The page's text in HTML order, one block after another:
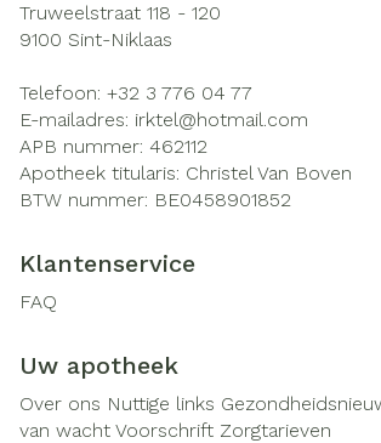
Truweelstraat 118 - 120
9100 Sint-Niklaas
Telefoon: +32 3 776 04 77
E-mailadres: irktel@hotmail.com
APB nummer: 462112
Apotheek titularis: Christel Van Boven
BTW nummer: BE0458901852
Klantenservice
FAQ
Uw apotheek
Over ons Nuttige links
van wacht Voorschrift Zorgtarieven